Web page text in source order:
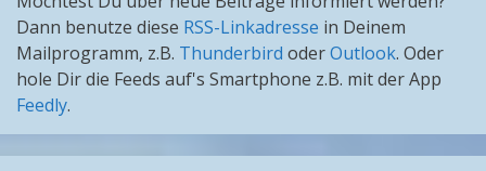
Dann benutze diese RSS-Linkadresse in Deinem
Mailprogramm, z.B. Thunderbird oderOutlook. Oder
hole Dir die Feeds auf's Smartphone z.B. mit der App
Feedly.